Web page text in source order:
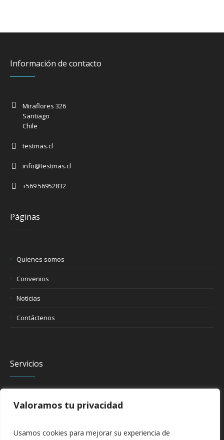
Valoramos tu privacidad
Usamos cookies para mejorar su experiencia de
Información de contacto
Miraflores 326
Santiago
Chile
testmas.cl
info@testmas.cl
+569 56952832
Páginas
Quienes somos
Convenios
Noticias
Contáctenos
Servicios
Exámenes de laboratorio